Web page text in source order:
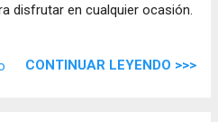
disfrutar en cualquier ocasión.
CONTINUAR LEYENDO >>>